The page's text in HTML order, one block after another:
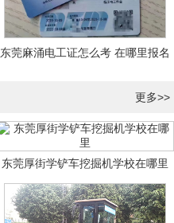
东莞麻涌电工证怎么考 在哪里报名
更多>>
东莞厚街学铲车挖掘机学校在哪里